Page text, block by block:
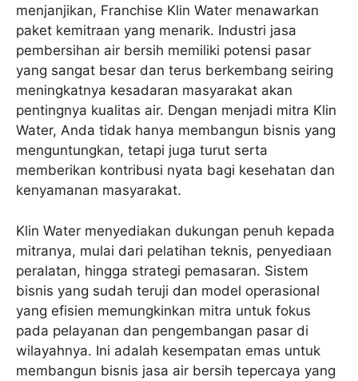
menjanjikan, Franchise Klin Water menawarkan
paket kemitraan yang menarik. Industri jasa
pembersihan air bersih memiliki potensi pasar
yang sangat besar dan terus berkembang seiring
meningkatnya kesadaran masyarakat akan
pentingnya kualitas air. Dengan menjadi mitra Klin
Water, Anda tidak hanya membangun bisnis yang
menguntungkan, tetapi juga turut serta
memberikan kontribusi nyata bagi kesehatan dan
kenyamanan masyarakat.
Klin Water menyediakan dukungan penuh kepada
mitranya, mulai dari pelatihan teknis, penyediaan
peralatan, hingga strategi pemasaran. Sistem
bisnis yang sudah teruji dan model operasional
yang efisien memungkinkan mitra untuk fokus
pada pelayanan dan pengembangan pasar di
wilayahnya. Ini adalah kesempatan emas untuk
membangun bisnis jasa air bersih tepercaya yang